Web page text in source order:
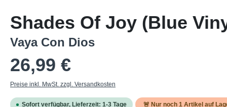
Shades Of Joy (Blue
Vaya Con Dios
26,99 €
Preise inkl. MwSt. zzgl. Versandkosten
Sofort verfügbar, Lieferzeit: 1-3 Tage 🚨 Nur noch 1 Artikel auf